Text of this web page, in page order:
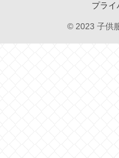
プライ
© 2023 子供